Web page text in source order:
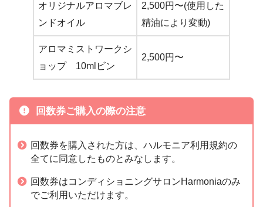
オリジナルアロマブレ
ンドオイル
2,500円〜(使用した
精油により変動)
アロマミストワークシ
ョップ 10mlビン
2,500円〜
回数券ご購入の際の注意
回数券を購入された方は、ハルモニア利用規約の
全てに同意したものとみなします。
回数券はコンディショニングサロンHarmoniaのみ
でご利用いただけます。